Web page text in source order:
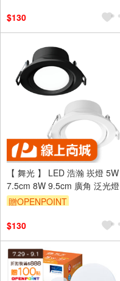
$130
【 舞光 】 LED 浩瀚 崁燈 5W
7.5cm 8W 9.5cm 廣角 泛光燈
嵌燈 2年保固
贈OPENPOINT
$130